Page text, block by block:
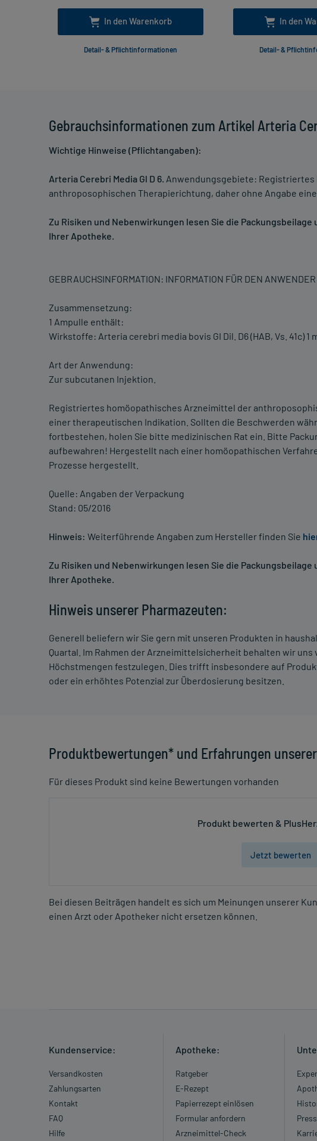
Gebrauchsinformationen zum Artikel Arteria
Wichtige Hinweise (Pflichtangaben):
Arteria Cerebri Media Gl D 6. Anwendungsgebiete:
anthroposophischen Therapierichtung, daher ohne Angabe
Zu Risiken und Nebenwirkungen lesen Sie die
Ihrer Apotheke.
GEBRAUCHSINFORMATION: INFORMATION FÜR DEN ANWENDER
Zusammensetzung:
1 Ampulle enthält:
Wirkstoffe: Arteria cerebri media bovis GI Dil. D6 (HAB, Vs. 41c) 1
Art der Anwendung:
Zur subcutanen Injektion.
Registriertes homöopathisches Arzneimittel der
einer therapeutischen Indikation. Sollten die Beschwerden
fortbestehen, holen Sie bitte medizinischen Rat ein. Bitte
aufbewahren! Hergestellt nach einer homöopathischen
Prozesse hergestellt.
Quelle: Angaben der Verpackung
Stand: 05/2016
Hinweis: Weiterführende Angaben zum Hersteller finden Sie
Zu Risiken und Nebenwirkungen lesen Sie die
Ihrer Apotheke.
Hinweis unserer Pharmazeuten:
Generell beliefern wir Sie gern mit unseren Produkten in
Quartal. Im Rahmen der Arzneimittelsicherheit behalten wir
Höchstmengen festzulegen. Dies trifft insbesondere auf
oder ein erhöhtes Potenzial zur Überdosierung besitzen.
Produktbewertungen* und Erfahrungen
Für dieses Produkt sind keine Bewertungen vorhanden
Produkt bewerten &
Jetzt bewerten
Bei diesen Beiträgen handelt es sich um Meinungen unserer
einen Arzt oder Apotheker nicht ersetzen können.
In den Warenkorb
Detail- & Pflichtinformationen
In den
Detail- &
Kundenservice:
Versandkosten
Zahlungsarten
Kontakt
FAQ
Hilfe
Apotheke:
Ratgeber
E-Rezept
Papierrezept einlösen
Formular anfordern
Arzneimittel-Check